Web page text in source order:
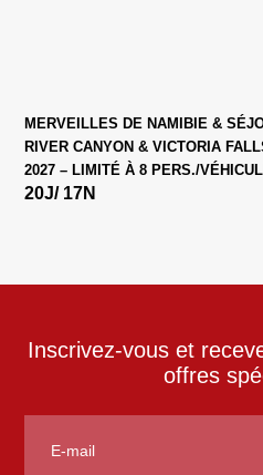
MERVEILLES DE NAMIBIE &
RIVER CANYON & VICTORIA
2027 – LIMITÉ À 8 PERS./
20J/ 17N
Inscrivez-vous et
offres